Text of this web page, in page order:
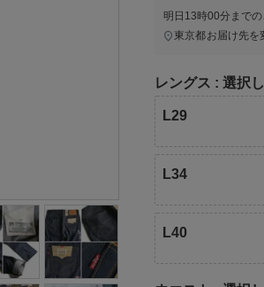
明日 13時00分 まで
東京都お届け先を
レングス 選択
L29
L34
L40